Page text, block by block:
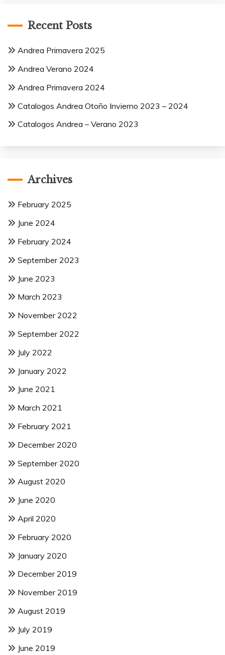
Recent Posts
Andrea Primavera 2025
Andrea Verano 2024
Andrea Primavera 2024
Catalogos Andrea Otoño Invierno 2023 – 2024
Catalogos Andrea – Verano 2023
Archives
February 2025
June 2024
February 2024
September 2023
June 2023
March 2023
November 2022
September 2022
July 2022
January 2022
June 2021
March 2021
February 2021
December 2020
September 2020
August 2020
June 2020
April 2020
February 2020
January 2020
December 2019
November 2019
August 2019
July 2019
June 2019